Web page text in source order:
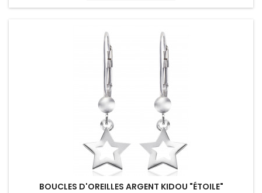
BOUCLES D'OREILLES ARGENT KIDOU "ÉTOILE"